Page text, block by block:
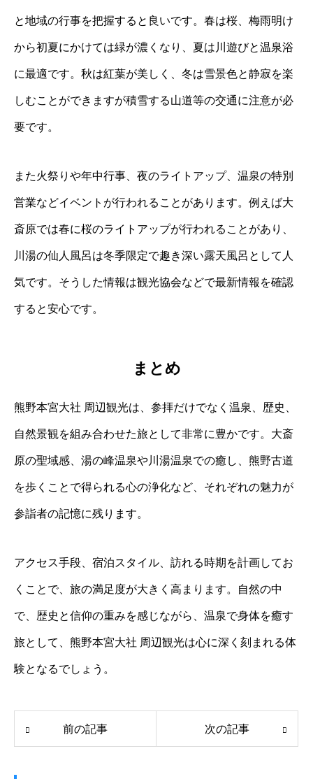
と地域の行事を把握すると良いです。春は桜、梅雨明け
から初夏にかけては緑が濃くなり、夏は川遊びと温泉浴
に最適です。秋は紅葉が美しく、冬は雪景色と静寂を楽
しむことができますが積雪する山道等の交通に注意が必
要です。
また火祭りや年中行事、夜のライトアップ、温泉の特別
営業などイベントが行われることがあります。例えば大
斎原では春に桜のライトアップが行われることがあり、
川湯の仙人風呂は冬季限定で趣き深い露天風呂として人
気です。そうした情報は観光協会などで最新情報を確認
すると安心です。
まとめ
熊野本宮大社 周辺観光は、参拝だけでなく温泉、歴史、
自然景観を組み合わせた旅として非常に豊かです。大斎
原の聖域感、湯の峰温泉や川湯温泉での癒し、熊野古道
を歩くことで得られる心の浄化など、それぞれの魅力が
参詣者の記憶に残ります。
アクセス手段、宿泊スタイル、訪れる時期を計画してお
くことで、旅の満足度が大きく高まります。自然の中
で、歴史と信仰の重みを感じながら、温泉で身体を癒す
旅として、熊野本宮大社 周辺観光は心に深く刻まれる体
験となるでしょう。
前の記事 次の記事